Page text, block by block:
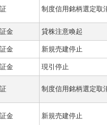
制度信用銘柄選定取
金 貸株注意喚起
金 新規売建停止
金 現引停止
制度信用銘柄選定取
金 新規売建停止